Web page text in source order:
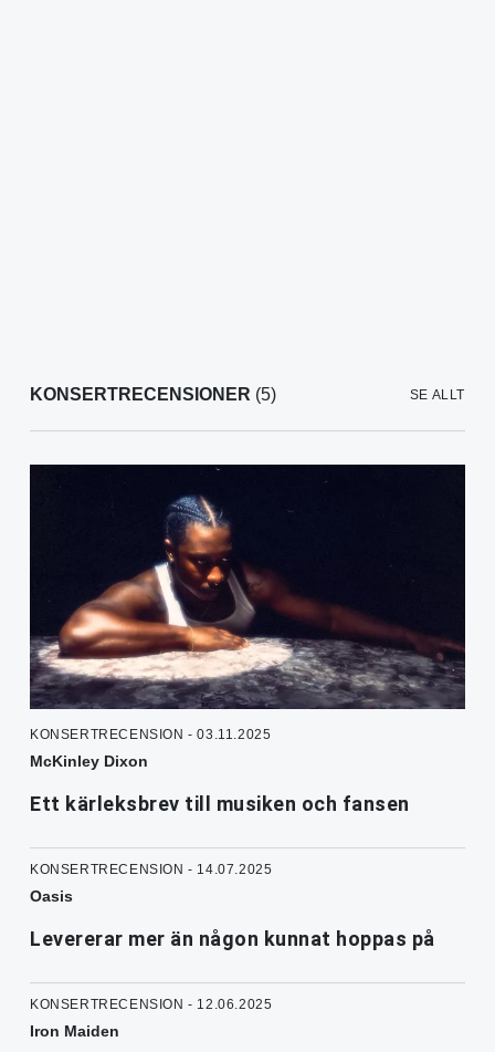
KONSERTRECENSIONER (5) SE ALLT
KONSERTRECENSION - 03.11.2025
McKinley Dixon
Ett kärleksbrev till musiken och fansen
KONSERTRECENSION - 14.07.2025
Oasis
Levererar mer än någon kunnat hoppas på
KONSERTRECENSION - 12.06.2025
Iron Maiden